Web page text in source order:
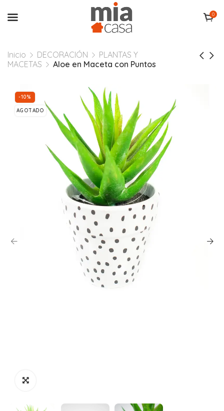
0
Inicio DECORACIÓN
PLANTAS Y
MACETAS
Aloe en Maceta con Puntos
-10%
AGOTADO